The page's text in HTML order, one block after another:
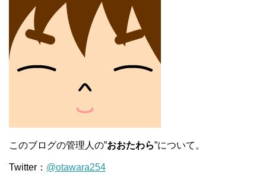
このブログの管理人の”おおたわら”について。
Twitter： @otawara254